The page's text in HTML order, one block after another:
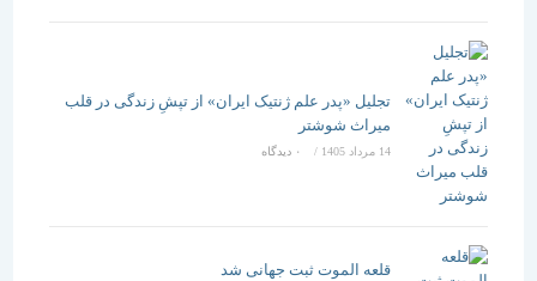
تجلیل «پدر علم ژنتیک ایران» از تپشِ زندگی در قلب
میراث شوشتر
14 مرداد 1405 / ۰ دیدگاه
قلعه الموت ثبت جهانی شد